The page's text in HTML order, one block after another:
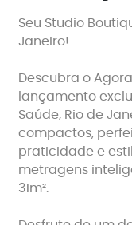
Seu Studio
Janeiro!
Descubra o
lançamento
Saúde, Rio de
compactos,
praticidade e
metragens
31m².